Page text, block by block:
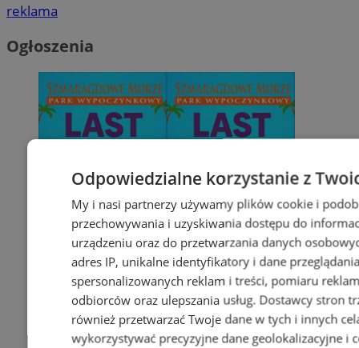
reklama
Ogłoszenia
Odpowiedzialne korzystanie z
My i nasi partnerzy używamy plików cookie i
przechowywania i uzyskiwania dostępu do
urządzeniu oraz do przetwarzania danych
adres IP, unikalne identyfikatory i dane
spersonalizowanych reklam i treści, pomiaru
odbiorców oraz ulepszania usług. Dostawcy stron
również przetwarzać Twoje dane w tych i innych
wykorzystywać precyzyjne dane geolokalizacyjne i